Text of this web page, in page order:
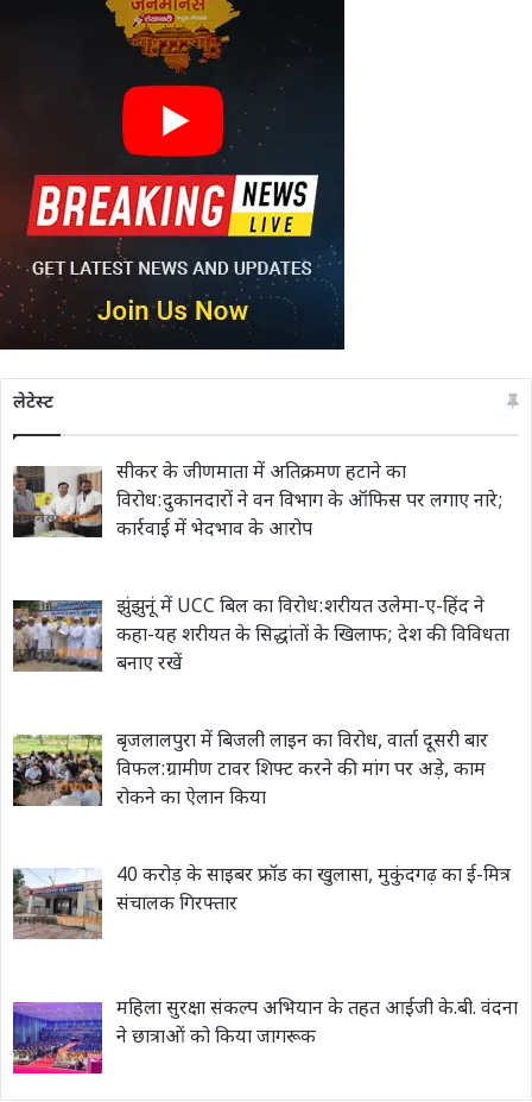
लेटेस्ट
सीकर के जीणमाता में अतिक्रमण हटाने का
विरोध:दुकानदारों ने वन विभाग के ऑफिस पर लगाए नारे;
कार्रवाई में भेदभाव के आरोप
झुंझुनूं में UCC बिल का विरोध:शरीयत उलेमा-ए-हिंद ने
कहा-यह शरीयत के सिद्धांतों के खिलाफ; देश की विविधता
बनाए रखें
बृजलालपुरा में बिजली लाइन का विरोध, वार्ता दूसरी बार
विफल:ग्रामीण टावर शिफ्ट करने की मांग पर अड़े, काम
रोकने का ऐलान किया
40 करोड़ के साइबर फ्रॉड का खुलासा, मुकुंदगढ़ का ई-मित्र
संचालक गिरफ्तार
महिला सुरक्षा संकल्प अभियान के तहत आईजी के.बी. वंदना
ने छात्राओं को किया जागरूक